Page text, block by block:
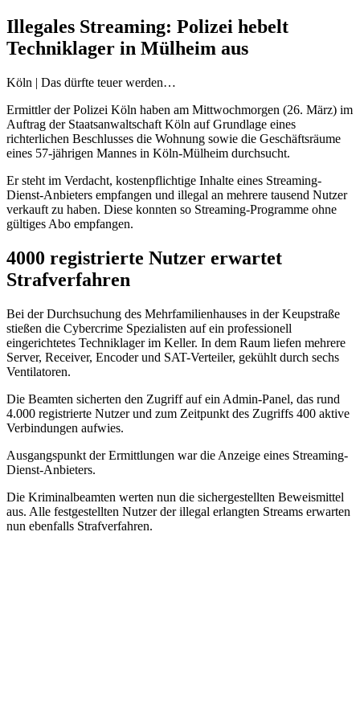
Illegales Streaming: Polizei hebelt
Techniklager in Mülheim aus
Köln | Das dürfte teuer werden…
Ermittler der Polizei Köln haben am Mittwochmorgen (26. März) im
Auftrag der Staatsanwaltschaft Köln auf Grundlage eines
richterlichen Beschlusses die Wohnung sowie die Geschäftsräume
eines 57-jährigen Mannes in Köln-Mülheim durchsucht.
Er steht im Verdacht, kostenpflichtige Inhalte eines Streaming-
Dienst-Anbieters empfangen und illegal an mehrere tausend Nutzer
verkauft zu haben. Diese konnten so Streaming-Programme ohne
gültiges Abo empfangen.
4000 registrierte Nutzer erwartet
Strafverfahren
Bei der Durchsuchung des Mehrfamilienhauses in der Keupstraße
stießen die Cybercrime Spezialisten auf ein professionell
eingerichtetes Techniklager im Keller. In dem Raum liefen mehrere
Server, Receiver, Encoder und SAT-Verteiler, gekühlt durch sechs
Ventilatoren.
Die Beamten sicherten den Zugriff auf ein Admin-Panel, das rund
4.000 registrierte Nutzer und zum Zeitpunkt des Zugriffs 400 aktive
Verbindungen aufwies.
Ausgangspunkt der Ermittlungen war die Anzeige eines Streaming-
Dienst-Anbieters.
Die Kriminalbeamten werten nun die sichergestellten Beweismittel
aus. Alle festgestellten Nutzer der illegal erlangten Streams erwarten
nun ebenfalls Strafverfahren.